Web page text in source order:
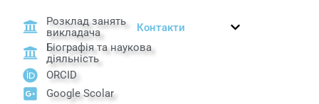
Контакти
Розклад занять
викладача
Біографія та наукова
діяльність
ORCID
Google Scolar